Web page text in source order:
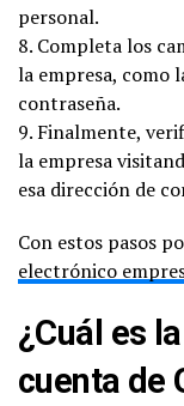
personal.
8. Completa los
la empresa, como
contraseña.
9. Finalmente,
la empresa
esa dirección de
Con estos pasos
electrónico
¿Cuál es
cuenta de